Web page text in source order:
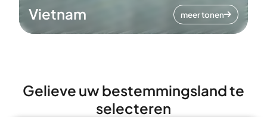
Vietnam meer tonen
Gelieve uw bestemmingsland te
selecteren